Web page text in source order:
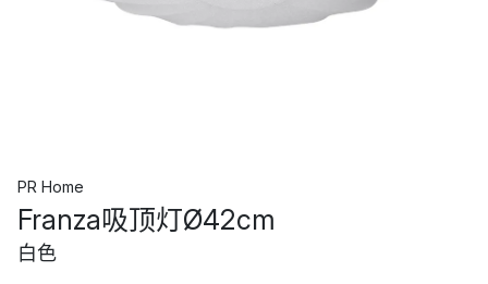
PR Home
Franza吸顶灯Ø42cm
白色